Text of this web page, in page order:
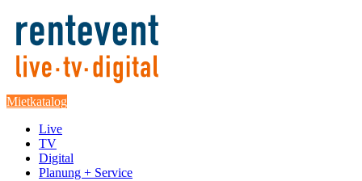
Mietkatalog
Live
TV
Digital
Planung + Service